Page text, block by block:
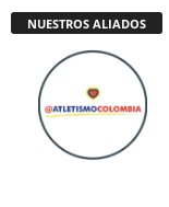
NUESTROS ALIADOS